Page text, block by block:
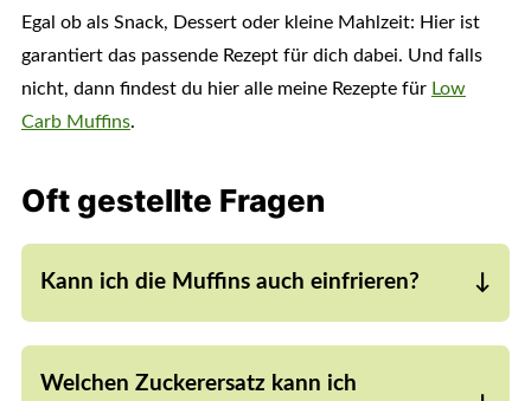
Egal ob als Snack, Dessert oder kleine Mahlzeit: Hier ist
garantiert das passende Rezept für dich dabei. Und falls
nicht, dann findest du hier alle meine Rezepte für Low
Carb Muffins.
Oft gestellte Fragen
Kann ich die Muffins auch einfrieren?
Ja, alle Muffins ohne Zucker kannst du
vollständig abkühlen lassen und portionsweise
Welchen Zuckerersatz kann ich